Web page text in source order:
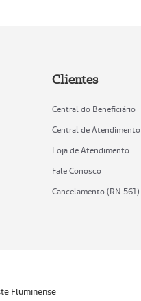
Clientes
Central do Beneficiário
Central de Atendimento
Loja de Atendimento
Fale Conosco
Cancelamento (RN 561)
Fluminense